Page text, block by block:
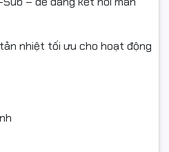
nhiệt tối ưu cho hoạt động